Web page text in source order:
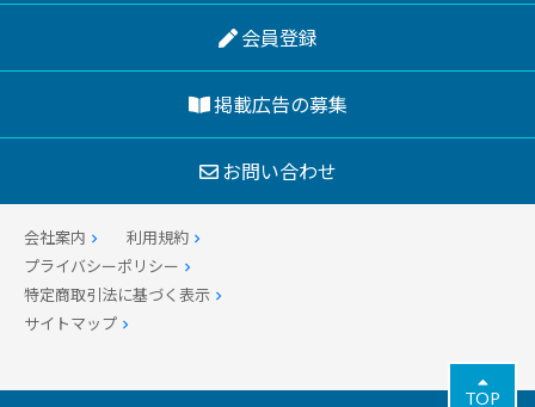
会員登録
掲載広告の募集
お問い合わせ
会社案内
利用規約
プライバシーポリシー
特定商取引法に基づく表示
サイトマップ
TOP